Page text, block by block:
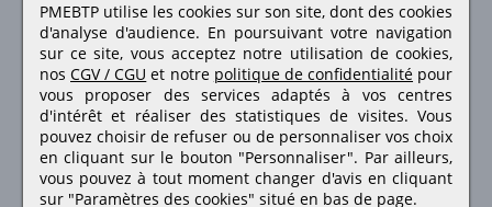
Retrouvez-nous sur les réseaux sociaux
PMEBTP utilise les cookies sur son site, dont des cookies
d'analyse d'audience. En poursuivant votre navigation
sur ce site, vous acceptez notre utilisation de cookies,
nos CGV / CGU et notre politique de confidentialité pour
vous proposer des services adaptés à vos centres
d'intérêt et réaliser des statistiques de visites.Vous
pouvez choisir de refuser ou de personnaliser vos choix
en cliquant sur le bouton "Personnaliser". Par ailleurs,
vous pouvez à tout moment changer d'avis en cliquant
sur "Paramètres des cookies" situé en bas de page.